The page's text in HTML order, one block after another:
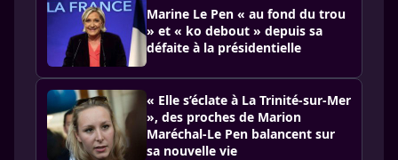
Marine Le Pen « au fond du trou
» et « ko debout » depuis sa
défaite à la présidentielle
« Elle s’éclate à La Trinité-sur-Mer
», des proches de Marion
Maréchal-Le Pen balancent sur
sa nouvelle vie